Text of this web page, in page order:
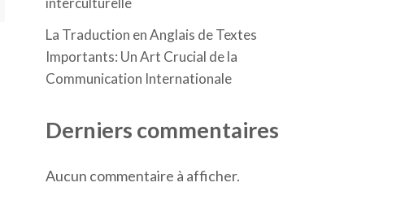
La Traduction en Anglais de Textes
Importants: Un Art Crucial de la
Communication Internationale
Derniers commentaires
Aucun commentaire à afficher.